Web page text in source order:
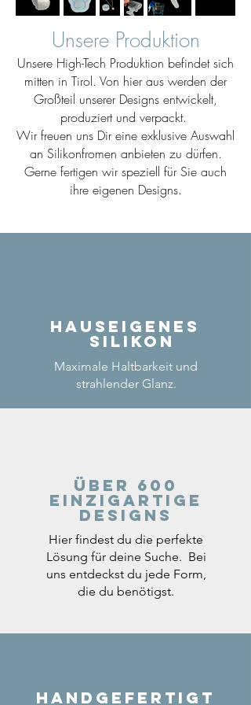
Unsere Produktion
Unsere High-Tech Produktion befindet sich
mitten in Tirol. Von hier aus werden der
Großteil unserer Designs entwickelt,
produziert und verpackt.
Wir freuen uns Dir eine exklusive Auswahl
an Silikonfromen anbieten zu dürfen.
Gerne fertigen wir speziell für Sie auch
ihre eigenen Designs.
Hauseigenes
Silikon
Maximale Haltbarkeit und
strahlender Glanz.
Über 600
einzigartige
Designs
Hier findest du die perfekte
Lösung für deine Suche. Bei
uns entdeckst du jede Form,
die du benötigst.
Handgefertigt